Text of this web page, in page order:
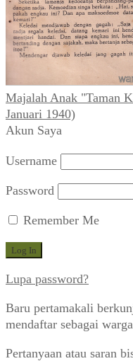
Majalah Anak "Taman
Januari 1940)
Akun Saya
Username
Password
Remember Me
Lupa password?
Baru pertamakali
mendaftar sebagai
Pertanyaan atau saran